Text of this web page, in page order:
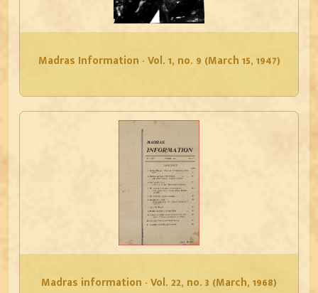
Madras Information - Vol. 1, no. 9 (March 15, 1947)
Madras information - Vol. 22, no. 3 (March, 1968)